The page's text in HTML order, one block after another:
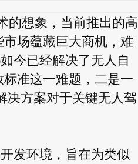
的想象，当前推出的高
场蕴藏巨大商机，难
今已经解决了无人自
准这一难题，二是一
决方案对于关键无人驾
发环境，旨在为类似